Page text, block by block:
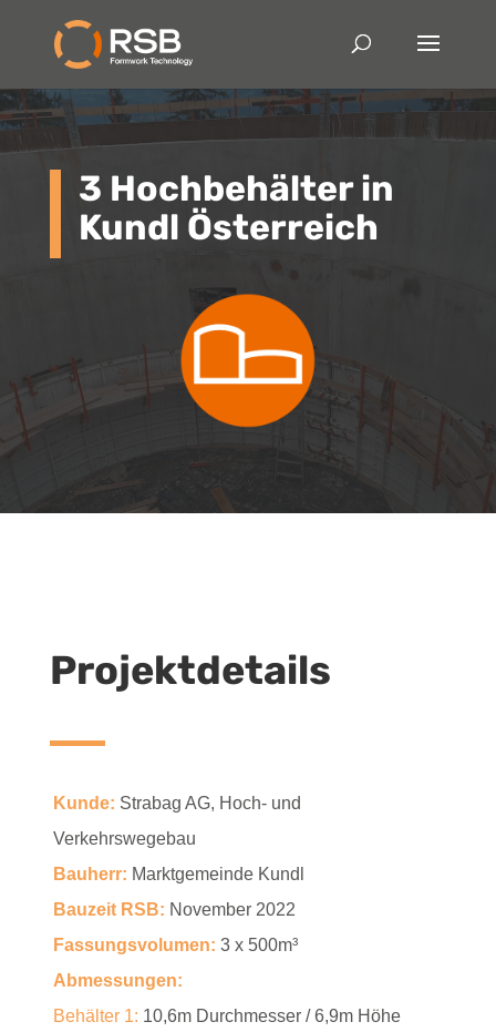
3 Hochbehälter in
Kundl Österreich
Projektdetails
Kunde: Strabag AG, Hoch- und
Verkehrswegebau
Bauherr: Marktgemeinde Kundl
Bauzeit RSB: November 2022
Fassungsvolumen: 3 x 500m³
Abmessungen:
Behälter 1: 10,6m Durchmesser / 6,9m Höhe